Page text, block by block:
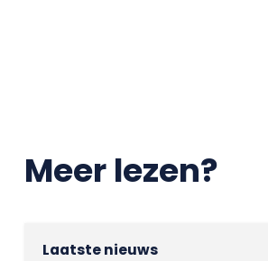
Meer lezen?
Laatste nieuws